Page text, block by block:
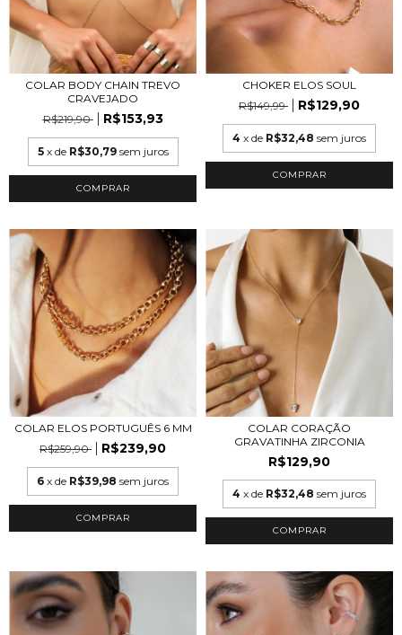
COLAR BODY CHAIN TREVO
CRAVEJADO
R$219,90
R$153,93
5 x de R$30,79 sem juros
COMPRAR
CHOKER ELOS SOUL
R$149,99
R$129,90
4 x de R$32,48 sem juros
COMPRAR
COLAR ELOS PORTUGUÊS 6 MM
R$259,90
R$239,90
6 x de R$39,98 sem juros
COMPRAR
COLAR CORAÇÃO
GRAVATINHA ZIRCONIA
R$129,90
4 x de R$32,48 sem juros